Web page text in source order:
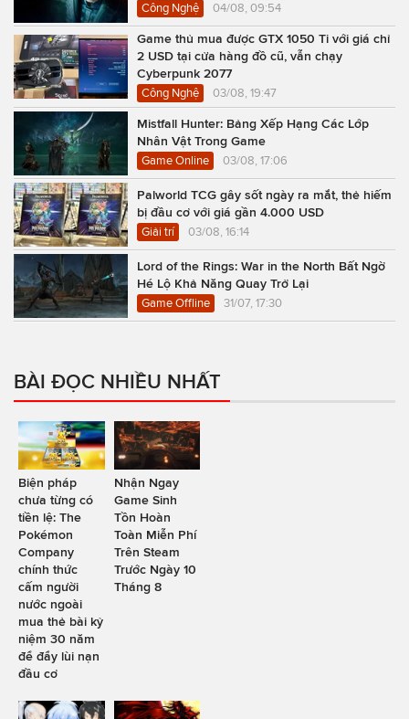
Công Nghệ 04/08, 09:54
Game thủ mua được GTX 1050 Ti với giá chỉ
2 USD tại cửa hàng đồ cũ, vẫn chạy
Cyberpunk 2077
Công Nghệ 03/08, 19:47
Mistfall Hunter: Bảng Xếp Hạng Các Lớp
Nhân Vật Trong Game
Game Online 03/08, 17:06
Palworld TCG gây sốt ngày ra mắt, thẻ hiếm
bị đầu cơ với giá gần 4.000 USD
Giải trí 03/08, 16:14
Lord of the Rings: War in the North Bất Ngờ
Hé Lộ Khả Năng Quay Trở Lại
Game Offline 31/07, 17:30
BÀI ĐỌC NHIỀU NHẤT
Biện pháp
chưa từng có
tiền lệ: The
Pokémon
Company
chính thức
cấm người
nước ngoài
mua thẻ bài kỷ
niệm 30 năm
để đẩy lùi nạn
đầu cơ
Nhận Ngay
Game Sinh
Tồn Hoàn
Toàn Miễn Phí
Trên Steam
Trước Ngày 10
Tháng 8